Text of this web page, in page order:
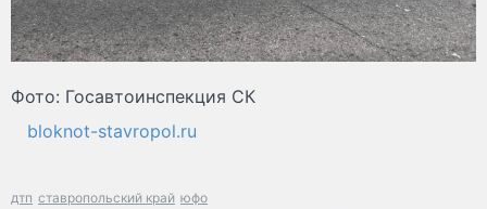
Фото: Госавтоинспекция СК
bloknot-stavropol.ru
дтп ставропольский край юфо